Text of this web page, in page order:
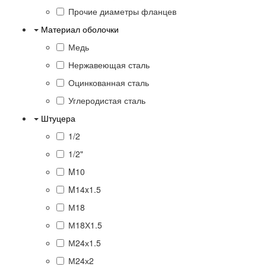
Прочие диаметры фланцев
Материал оболочки
Медь
Нержавеющая сталь
Оцинкованная сталь
Углеродистая сталь
Штуцера
1/2
1/2"
M10
M14x1.5
М18
М18Х1.5
М24х1.5
М24х2